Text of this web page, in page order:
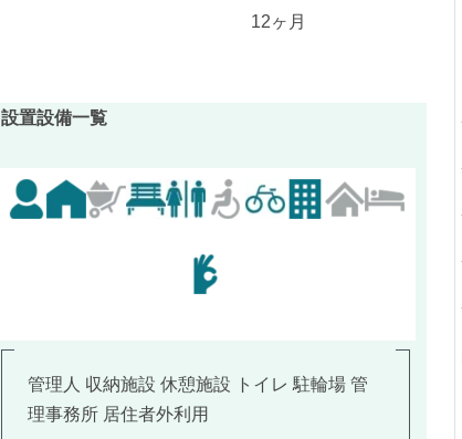
12ヶ月
設置設備一覧
管理人 収納施設 休憩施設 トイレ 駐輪場 管
理事務所 居住者外利用